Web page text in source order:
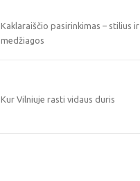
Kaklaraiščio pasirinkimas – stilius ir
medžiagos
Kur Vilniuje rasti vidaus duris